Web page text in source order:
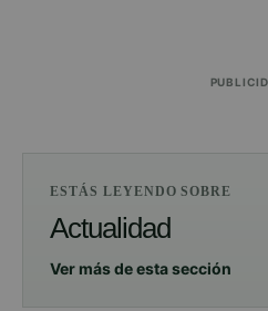
ESTÁS LEYENDO SOBRE
Actualidad
Ver más de esta sección